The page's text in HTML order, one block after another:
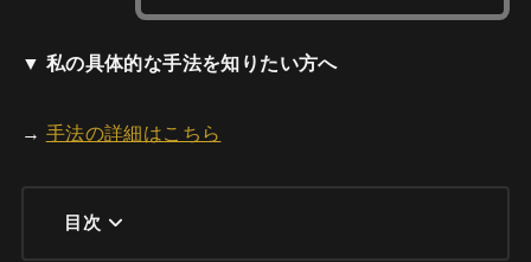
▼ 私の具体的な手法を知りたい方へ
→ 手法の詳細はこちら
目次